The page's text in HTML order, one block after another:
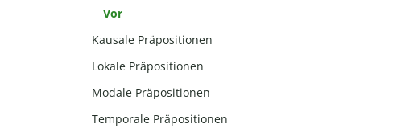
Vor
Kausale Präpositionen
Lokale Präpositionen
Modale Präpositionen
Temporale Präpositionen